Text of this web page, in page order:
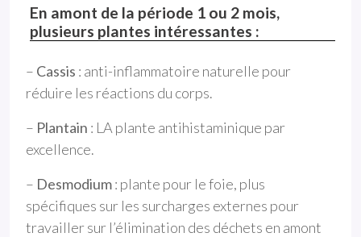
En amont de la période 1 ou 2 mois,
plusieurs plantes intéressantes :
– Cassis : anti-inflammatoire naturelle pour
réduire les réactions du corps.
– Plantain : LA plante antihistaminique par
excellence.
– Desmodium: plante pour le foie, plus
spécifiques sur les surcharges externes pour
travailler sur l’élimination des déchets en amont